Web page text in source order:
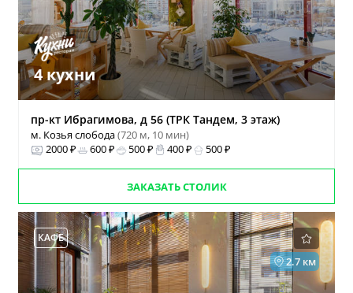
4 кухни
пр-кт Ибрагимова, д 56 (ТРК Тандем, 3 этаж)
м. Козья слобода(720 м, 10 мин)
2000 ₽
600 ₽ 500 ₽ 400 ₽ 500 ₽
ЗАКАЗАТЬ СТОЛИК
КАФЕ
2.7 км